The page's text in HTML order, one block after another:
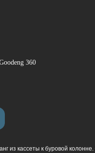
360
из кассеты к буровой